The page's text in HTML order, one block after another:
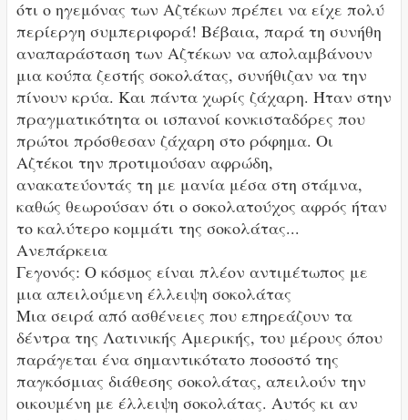
ότι ο ηγεμόνας των Αζτέκων πρέπει να είχε πολύ
περίεργη συμπεριφορά! Βέβαια, παρά τη συνήθη
αναπαράσταση των Αζτέκων να απολαμβάνουν
μια κούπα ζεστής σοκολάτας, συνήθιζαν να την
πίνουν κρύα. Και πάντα χωρίς ζάχαρη. Ήταν στην
πραγματικότητα οι ισπανοί κονκισταδόρες που
πρώτοι πρόσθεσαν ζάχαρη στο ρόφημα. Οι
Αζτέκοι την προτιμούσαν αφρώδη,
ανακατεύοντάς τη με μανία μέσα στη στάμνα,
καθώς θεωρούσαν ότι ο σοκολατούχος αφρός ήταν
το καλύτερο κομμάτι της σοκολάτας...
Ανεπάρκεια
Γεγονός: Ο κόσμος είναι πλέον αντιμέτωπος με
μια απειλούμενη έλλειψη σοκολάτας
Μια σειρά από ασθένειες που επηρεάζουν τα
δέντρα της Λατινικής Αμερικής, του μέρους όπου
παράγεται ένα σημαντικότατο ποσοστό της
παγκόσμιας διάθεσης σοκολάτας, απειλούν την
οικουμένη με έλλειψη σοκολάτας. Αυτός κι αν